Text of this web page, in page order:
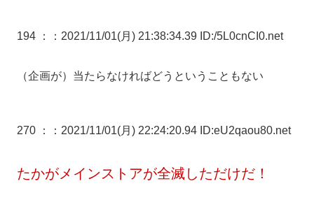
194 ： ：2021/11/01(月) 21:38:34.39 ID:/5L0cnCI0.net
（企画が）当たらなければどうということもない
270 ： ：2021/11/01(月) 22:24:20.94 ID:eU2qaou80.net
たかがメインストアが全滅しただけだ！